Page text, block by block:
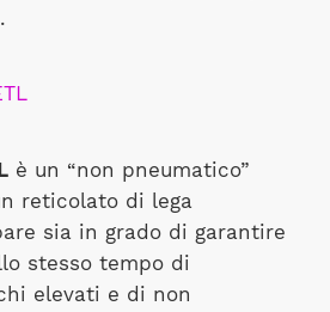
è un “non pneumatico”
reticolato di lega
sia in grado di garantire
stesso tempo di
elevati e di non